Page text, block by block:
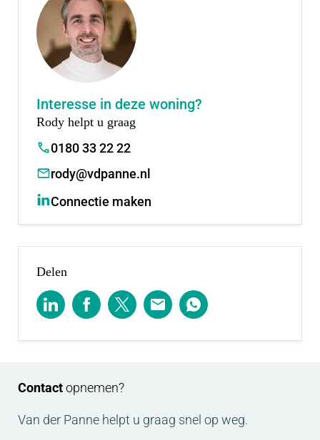
Interesse in deze woning?
Rody helpt u graag
0180 33 22 22
rody@vdpanne.nl
Connectie maken
Delen
Contactopnemen?
Van der Panne helpt u graag snel op weg.